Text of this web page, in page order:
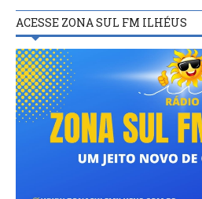
ACESSE ZONA SUL FM ILHÉUS